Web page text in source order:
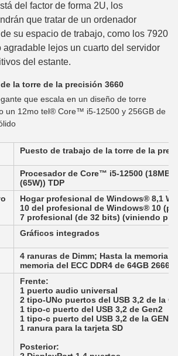
del factor de forma 2U, los
que tratar de un ordenador
su espacio de trabajo, como los 7920
agradable lejos un cuarto del servidor
del estante.
la torre de la precisión 3660
que escala en un diseño de torre
un 12mo tel® Core™ i5-12500 y 256GB de
Puesto de trabajo de la torre de la
Procesador de Core™ i5-12500 (18MB
(65W)) TDP
Hogar profesional de Windows® 8,1
10 del profesional de Windows® 10
7 profesional (de 32 bits) (viniendo
Gráficos integrados
4 ranuras de Dimm; Hasta la memoria
memoria del ECC DDR4 de 64GB
Frente:
1 puerto audio universal
2 tipo-UNo puertos del USB 3,2 de la
1 tipo-c puerto del USB 3,2 de Gen2
1 tipo-c puerto del USB 3,2 de la GEN
1 ranura para la tarjeta SD
Posterior: